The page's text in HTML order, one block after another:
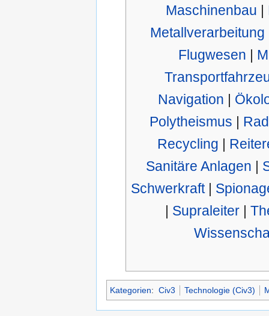
Maschinenbau |
Metallverarbeitung
Flugwesen |
Navigation |
Polytheismus | Rad
Recycling |
Sanitäre Anlagen |
Schwerkraft|
| Supraleiter|
Kategorien: Civ3 Technologie (Civ3)